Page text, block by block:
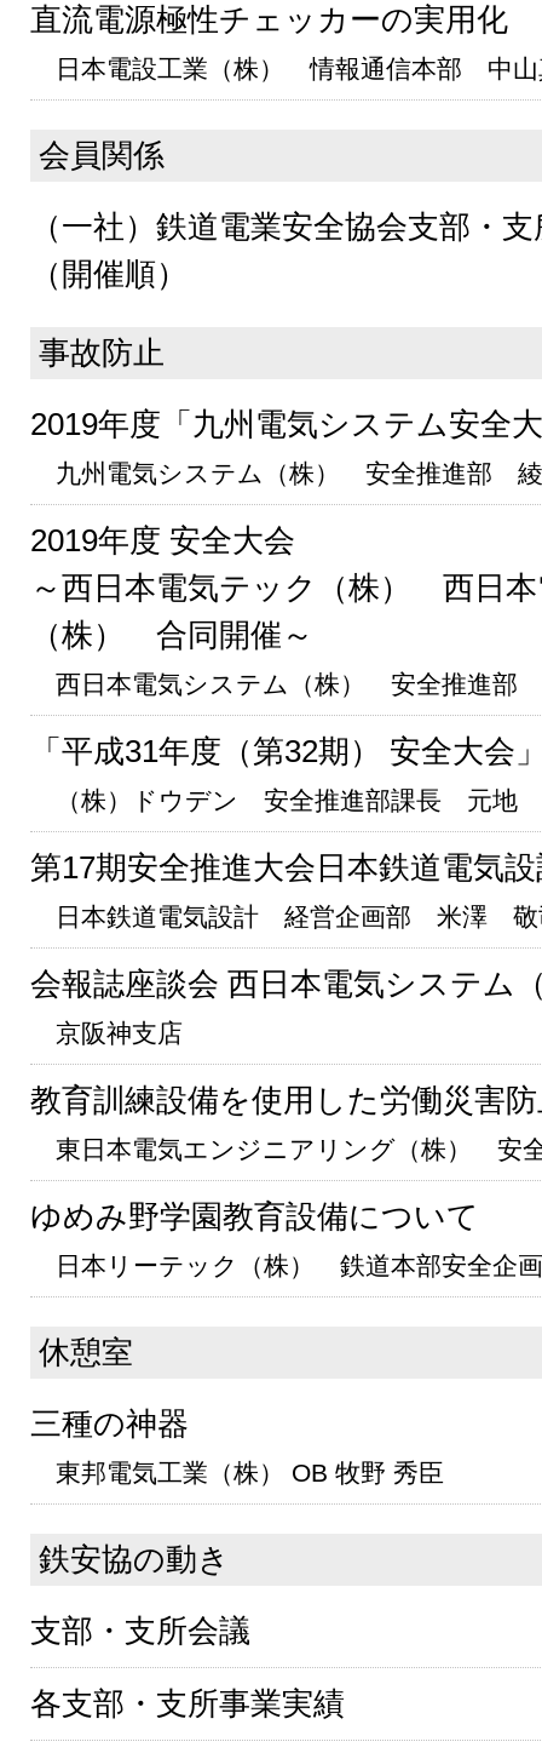
直流電源極性チェッカーの実用化
日本電設工業（株） 情報通信本部 中山
会員関係
（一社）鉄道電業安全協会支部・
（開催順）
事故防止
2019年度「九州電気システム安全
九州電気システム（株） 安全推進部
2019年度 安全大会
～西日本電気テック（株） 西日
（株） 合同開催～
西日本電気システム（株） 安全推進
「平成31年度（第32期） 安全大会
（株）ドウデン 安全推進部課長 元地
第17期安全推進大会日本鉄道電気
日本鉄道電気設計 経営企画部 米澤 敬
会報誌座談会 西日本電気システム
京阪神支店
教育訓練設備を使用した労働災害
東日本電気エンジニアリング（株）
ゆめみ野学園教育設備について
日本リーテック（株） 鉄道本部安全
休憩室
三種の神器
東邦電気工業（株） OB 牧野 秀臣
鉄安協の動き
支部・支所会議
各支部・支所事業実績